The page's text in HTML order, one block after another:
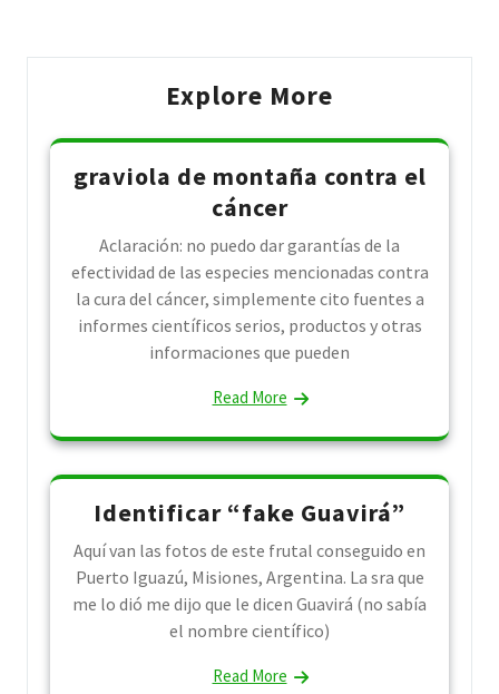
Explore More
graviola de montaña contra el
cáncer
Aclaración: no puedo dar garantías de la
efectividad de las especies mencionadas contra
la cura del cáncer, simplemente cito fuentes a
informes científicos serios, productos y otras
informaciones que pueden
Read More
Identificar “fake Guavirá”
Aquí van las fotos de este frutal conseguido en
Puerto Iguazú, Misiones, Argentina. La sra que
me lo dió me dijo que le dicen Guavirá (no sabía
el nombre científico)
Read More